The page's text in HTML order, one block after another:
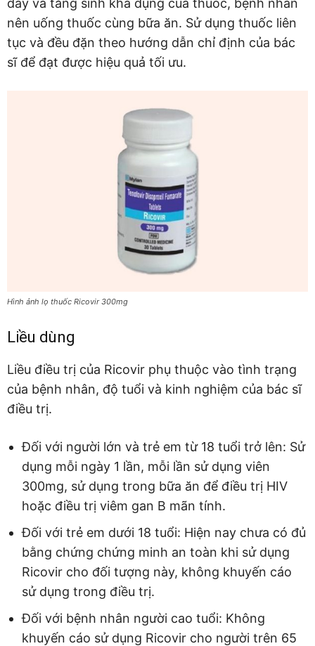
dày và tăng sinh khả dụng của thuốc, bệnh nhân
nên uống thuốc cùng bữa ăn. Sử dụng thuốc liên
tục và đều đặn theo hướng dẫn chỉ định của bác
sĩ để đạt được hiệu quả tối ưu.
Hình ảnh lọ thuốc Ricovir 300mg
Liều dùng
Liều điều trị của Ricovir phụ thuộc vào tình trạng
của bệnh nhân, độ tuổi và kinh nghiệm của bác sĩ
điều trị.
Đối với người lớn và trẻ em từ 18 tuổi trở lên: Sử
dụng mỗi ngày 1 lần, mỗi lần sử dụng viên
300mg, sử dụng trong bữa ăn để điều trị HIV
hoặc điều trị viêm gan B mãn tính.
Đối với trẻ em dưới 18 tuổi: Hiện nay chưa có đủ
bằng chứng chứng minh an toàn khi sử dụng
Ricovir cho đối tượng này, không khuyến cáo
sử dụng trong điều trị.
Đối với bệnh nhân người cao tuổi: Không
khuyến cáo sử dụng Ricovir cho người trên 65